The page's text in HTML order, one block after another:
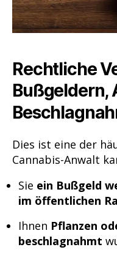
Rechtliche
Bußgeldern,
Dies ist eine der
Cannabis-Anwalt
Sie ein Bußgeld
im öffentlichen
Ihnen Pflanzen
beschlagnahmt